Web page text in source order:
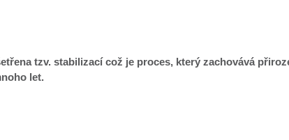
tzv. stabilizací což je proces, který zachovává
let.